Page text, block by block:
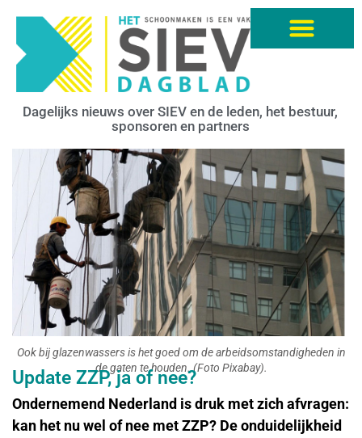
Dagelijks nieuws over SIEV en de leden, het bestuur,
sponsoren en partners
Ook bij glazenwassers is het goed om de arbeidsomstandigheden in
de gaten te houden. (Foto Pixabay).
Update ZZP, ja of nee?
Ondernemend Nederland is druk met zich afvragen:
kan het nu wel of nee met ZZP? De onduidelijkheid